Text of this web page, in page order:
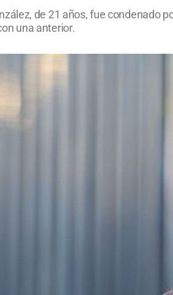
de 21 años, fue condenado
una anterior.